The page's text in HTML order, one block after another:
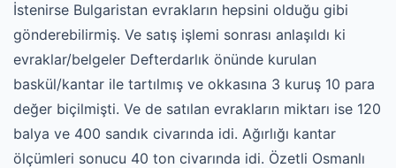
İstenirse Bulgaristan evrakların hepsini olduğu gibi
gönderebilirmiş. Ve satış işlemi sonrası anlaşıldı ki
evraklar/belgeler Defterdarlık önünde kurulan
baskül/kantar ile tartılmış ve okkasına 3 kuruş 10 para
değer biçilmişti. Ve de satılan evrakların miktarı ise 120
balya ve 400 sandık civarında idi. Ağırlığı kantar
ölçümleri sonucu 40 ton civarında idi. Özetli Osmanlı